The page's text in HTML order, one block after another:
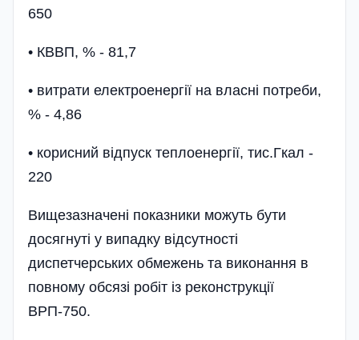
650
• КВВП, % - 81,7
• витрати електроенергії на власні потреби,
% - 4,86
• корисний відпуск теплоенергії, тис.Гкал -
220
Вищезазначені показники можуть бути
досягнуті у випадку відсутності
диспетчерських обмежень та виконання в
повному обсязі робіт із реконструкції
ВРП-750.